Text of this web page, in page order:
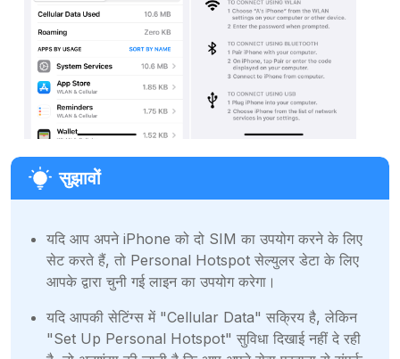
यदि आप अपने iPhone को दो SIM का उपयोग करने के लिए
सेट करते हैं, तो Personal Hotspot सेल्युलर डेटा के लिए
आपके द्वारा चुनी गई लाइन का उपयोग करेगा।
यदि आपकी सेटिंग्स में "Cellular Data" सक्रिय है, लेकिन
"Set Up Personal Hotspot" सुविधा दिखाई नहीं दे रही